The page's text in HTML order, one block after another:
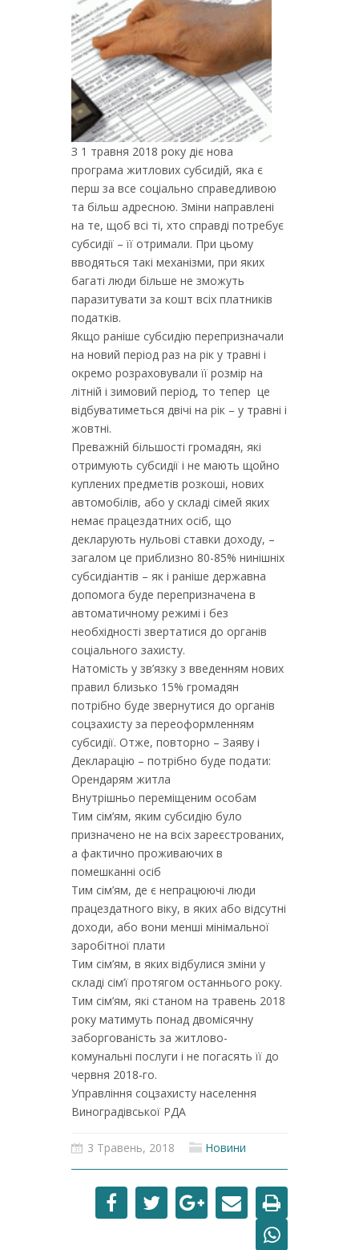
З 1 травня 2018 року діє нова
програма житлових субсидій, яка є
перш за все соціально справедливою
та більш адресною. Зміни направлені
на те, щоб всі ті, хто справді потребує
субсидії – її отримали. При цьому
вводяться такі механізми, при яких
багаті люди більше не зможуть
паразитувати за кошт всіх платників
податків.
Якщо раніше субсидію перепризначали
на новий період раз на рік у травні і
окремо розраховували її розмір на
літній і зимовий період, то тепер це
відбуватиметься двічі на рік – у травні і
жовтні.
Преважній більшості громадян, які
отримують субсидії і не мають щойно
куплених предметів розкоші, нових
автомобілів, або у складі сімей яких
немає працездатних осіб, що
декларують нульові ставки доходу, –
загалом це приблизно 80-85% нинішніх
субсидіантів – як і раніше державна
допомога буде перепризначена в
автоматичному режимі і без
необхідності звертатися до органів
соціального захисту.
Натомість у зв’язку з введенням нових
правил близько 15% громадян
потрібно буде звернутися до органів
соцзахисту за переоформленням
субсидії. Отже, повторно – Заяву і
Декларацію – потрібно буде подати:
Орендарям житла
Внутрішньо переміщеним особам
Тим сім’ям, яким субсидію було
призначено не на всіх зареєстрованих,
а фактично проживаючих в
помешканні осіб
Тим сім’ям, де є непрацюючі люди
працездатного віку, в яких або відсутні
доходи, або вони менші мінімальної
заробітної плати
Тим сім’ям, в яких відбулися зміни у
складі сім’ї протягом останнього року.
Тим сім’ям, які станом на травень 2018
року матимуть понад двомісячну
заборгованість за житлово-
комунальні послуги і не погасять її до
червня 2018-го.
Управління соцзахисту населення
Виноградівської РДА
3 Травень, 2018 Новини